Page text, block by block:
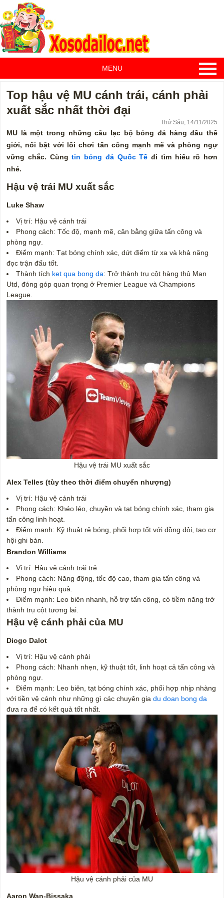
MENU
Top hậu vệ MU cánh trái, cánh phải
xuất sắc nhất thời đại
Thứ Sáu, 14/11/2025
MU là một trong những câu lạc bộ bóng đá hàng đầu thế
giới, nổi bật với lối chơi tấn công mạnh mẽ và phòng ngự
vững chắc. Cùngtin bóng đá Quốc Tế đi tìm hiểu rõ hơn
nhé.
Hậu vệ trái MU xuất sắc
Luke Shaw
Vị trí: Hậu vệ cánh trái
Phong cách: Tốc độ, mạnh mẽ, cân bằng giữa tấn công và
phòng ngự.
Điểm mạnh: Tạt bóng chính xác, dứt điểm từ xa và khả năng
đọc trận đấu tốt.
Thành tích ket qua bong da: Trở thành trụ cột hàng thủ Man
Utd, đóng góp quan trọng ở Premier League và Champions
League.
Hậu vệ trái MU xuất sắc
Alex Telles (tùy theo thời điểm chuyển nhượng)
Vị trí: Hậu vệ cánh trái
Phong cách: Khéo léo, chuyền và tạt bóng chính xác, tham gia
tấn công linh hoạt.
Điểm mạnh: Kỹ thuật rê bóng, phối hợp tốt với đồng đội, tạo cơ
hội ghi bàn.
Brandon Williams
Vị trí: Hậu vệ cánh trái trẻ
Phong cách: Năng động, tốc độ cao, tham gia tấn công và
phòng ngự hiệu quả.
Điểm mạnh: Leo biên nhanh, hỗ trợ tấn công, có tiềm năng trở
thành trụ cột tương lai.
Hậu vệ cánh phải của MU
Diogo Dalot
Vị trí: Hậu vệ cánh phải
Phong cách: Nhanh nhẹn, kỹ thuật tốt, linh hoạt cả tấn công và
phòng ngự.
Điểm mạnh: Leo biên, tạt bóng chính xác, phối hợp nhịp nhàng
với tiền vệ cánh như những gì các chuyên gia du doan bong da
đưa ra để có kết quả tốt nhất.
Hậu vệ cánh phải của MU
Aaron Wan-Bissaka